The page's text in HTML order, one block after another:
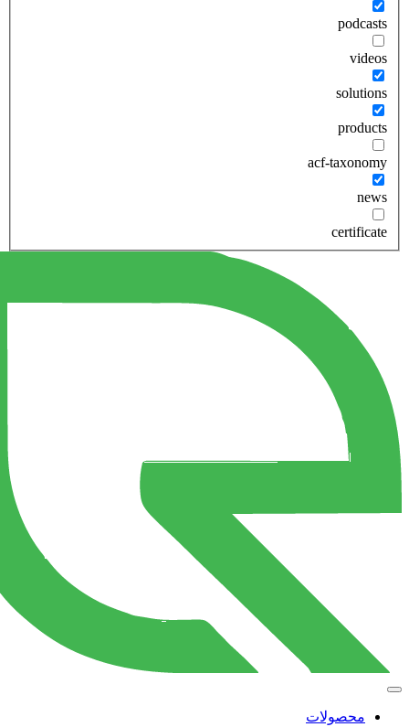
podcasts
videos
solutions
products
acf-taxonomy
news
certificate
محصولات